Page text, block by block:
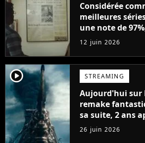
Considérée
meilleures
une note de
une suite en 2027
12 juin 2026
player2 STREAMING
Aujourd'hui sur
remake
sa suite, 2 ans
60 millions de
semaines dans
26 juin 2026